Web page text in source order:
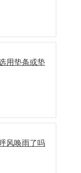
用垫条或垫
风唤雨了吗